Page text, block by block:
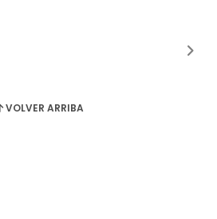
VOLVER ARRIBA